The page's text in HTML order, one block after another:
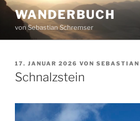
Zum
Inhalt
springen
WANDERBUCH
von Sebastian Schremser
VERÖFFENTLICHT
AM
17. JANUAR 2026 VON SEBASTIAN
Schnalzstein